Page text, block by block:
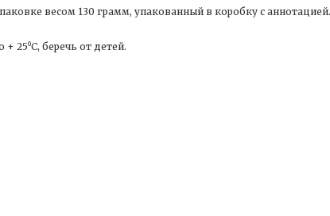
весом 130 грамм, упакованный в коробку с аннотацией.
25⁰С, беречь от детей.